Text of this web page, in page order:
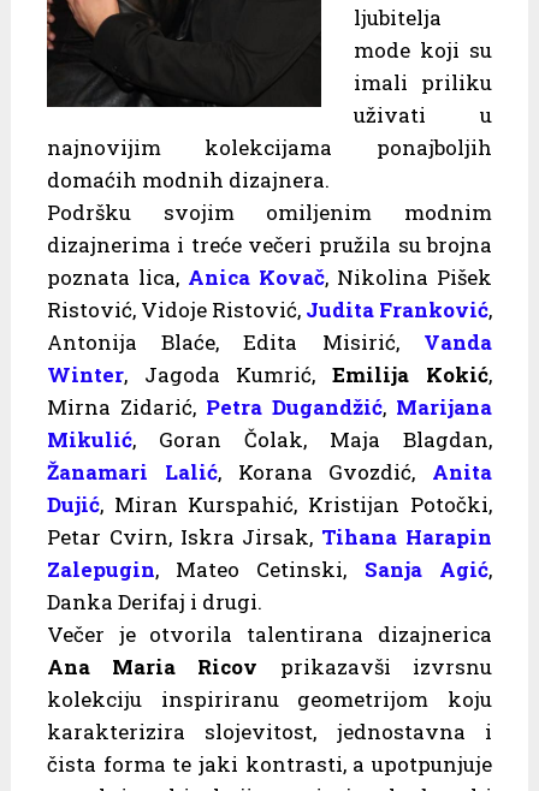
ljubitelja
mode koji su
imali priliku
uživati u
najnovijim kolekcijama ponajboljih
domaćih modnih dizajnera.
Podršku svojim omiljenim modnim
dizajnerima i treće večeri pružila su brojna
poznata lica, Anica Kovač, Nikolina Pišek
Ristović, Vidoje Ristović, Judita Franković,
Antonija Blaće, Edita Misirić, Vanda
Winter, Jagoda Kumrić,Emilija Kokić,
Mirna Zidarić, Petra Dugandžić, Marijana
Mikulić, Goran Čolak, Maja Blagdan,
Žanamari Lalić, Korana Gvozdić, Anita
Dujić, Miran Kurspahić, Kristijan Potočki,
Petar Cvirn, Iskra Jirsak, Tihana Harapin
Zalepugin, Mateo Cetinski, Sanja Agić,
Danka Derifaj i drugi.
Večer je otvorila talentirana dizajnerica
Ana Maria Ricov prikazavši izvrsnu
kolekciju inspiriranu geometrijom koju
karakterizira slojevitost, jednostavna i
čista forma te jaki kontrasti, a upotpunjuje